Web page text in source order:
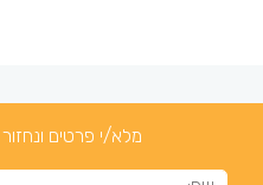
מלא/י פרטים